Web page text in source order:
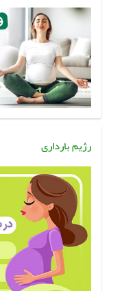
رژیم بارداری